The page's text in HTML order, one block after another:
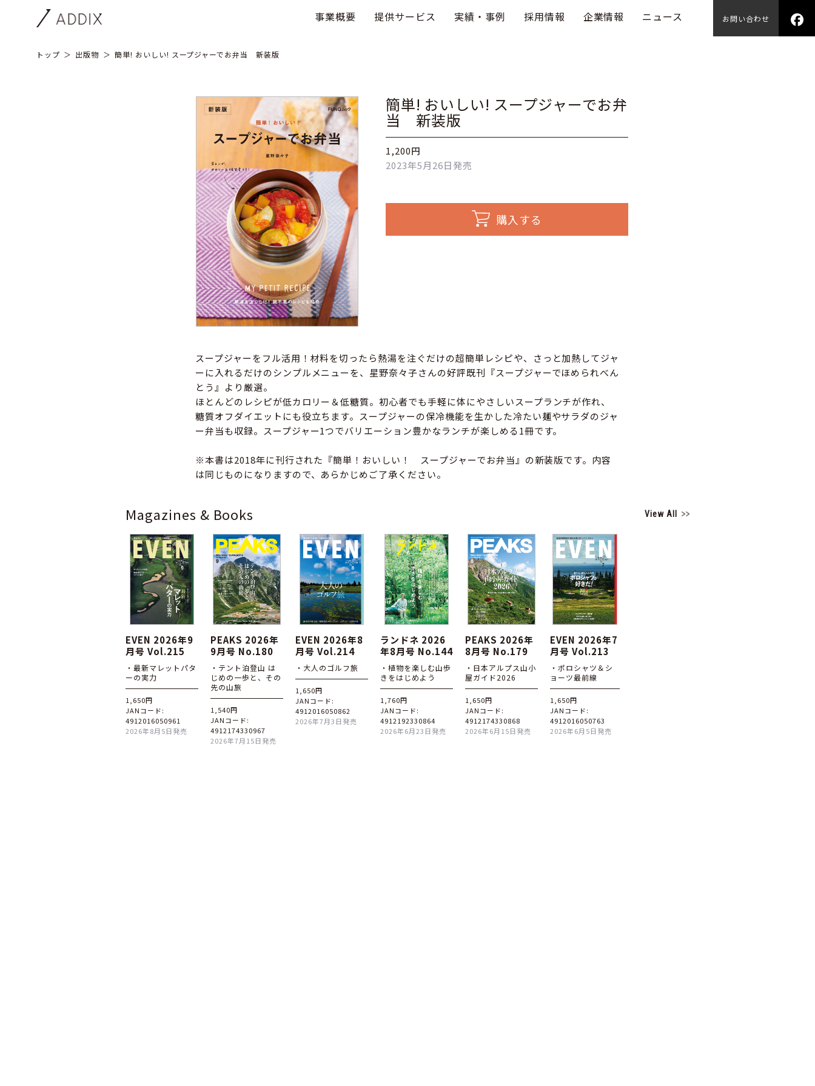
事業概要 提供サービス 実績・事例 採用情報 企業情報 ニュース お問い合わせ
トップ 出版物 簡単! おいしい! スープジャーでお弁当 新装版
簡単! おいしい! スープジャーでお弁
当 新装版
1,200円
2023年5月26日発売
購入する
スープジャーをフル活用！材料を切ったら熱湯を注ぐだけの超簡単レシピや、さっと加熱してジャ
ーに入れるだけのシンプルメニューを、星野奈々子さんの好評既刊『スープジャーでほめられべん
とう』より厳選。
ほとんどのレシピが低カロリー＆低糖質。初心者でも手軽に体にやさしいスープランチが作れ、
糖質オフダイエットにも役立ちます。スープジャーの保冷機能を生かした冷たい麺やサラダのジャ
ー弁当も収録。スープジャー1つでバリエーション豊かなランチが楽しめる1冊です。
※本書は2018年に刊行された『簡単！おいしい！ スープジャーでお弁当』の新装版です。内容
は同じものになりますので、あらかじめご了承ください。
Magazines & Books View All
EVEN 2026年9
月号 Vol.215
・最新マレットパタ
ーの実力
1,650円
JANコード:
4912016050961
2026年8月5日発売
PEAKS 2026年
9月号 No.180
・テント泊登山 は
じめの一歩と、その
先の山旅
1,540円
JANコード:
4912174330967
2026年7月15日発売
EVEN 2026年8
月号 Vol.214
・大人のゴルフ旅
1,650円
JANコード:
4912016050862
2026年7月3日発売
ランドネ 2026
年8月号 No.144
・植物を楽しむ山歩
きをはじめよう
1,760円
JANコード:
4912192330864
2026年6月23日発売
PEAKS 2026年
8月号 No.179
・日本アルプス山小
屋ガイド2026
1,650円
JANコード:
4912174330868
2026年6月15日発売
EVEN 2026年7
月号 Vol.213
・ポロシャツ＆シ
ョーツ最前線
1,650円
JANコード:
4912016050763
2026年6月5日発売